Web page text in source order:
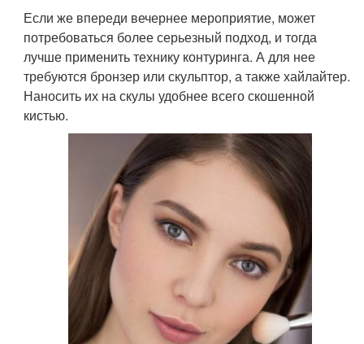
Если же впереди вечернее мероприятие, может
потребоваться более серьезный подход, и тогда
лучше применить технику контуринга. А для нее
требуются бронзер или скульптор, а также хайлайтер.
Наносить их на скулы удобнее всего скошенной
кистью.